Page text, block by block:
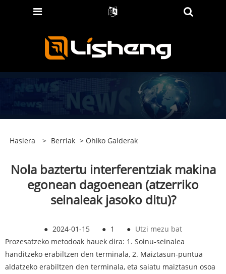
Hasiera > Berriak > Ohiko Galderak
Nola baztertu interferentziak makina
egonean dagoenean (atzerriko
seinaleak jasoko ditu)?
● 2024-01-15 ● 1 ● Utzi mezu bat
Prozesatzeko metodoak hauek dira: 1. Soinu-seinalea
handitzeko erabiltzen den terminala, 2. Maiztasun-puntua
aldatzeko erabiltzen den terminala, eta saiatu maiztasun osoa